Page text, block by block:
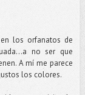
los orfanatos de
no ser que
A mí me parece
los colores.